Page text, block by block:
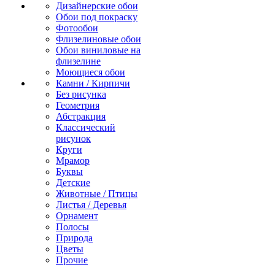
Дизайнерские обои
Обои под покраску
Фотообои
Флизелиновые обои
Обои виниловые на
флизелине
Моющиеся обои
Камни / Кирпичи
Без рисунка
Геометрия
Абстракция
Классический
рисунок
Круги
Мрамор
Буквы
Детские
Животные / Птицы
Листья / Деревья
Орнамент
Полосы
Природа
Цветы
Прочие